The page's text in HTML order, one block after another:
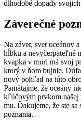
dlhodobé dopady
Záverečné
Na záver, svet oceánov
hĺbku a nevyčerpateľné
kvapka v mori má svoj
ktorý v ňom bujnie.
nový pohľad na túto
Pamätajme, že oceány
kľúčovým prvkom našej
mu. Ďakujeme, že ste
poznania.